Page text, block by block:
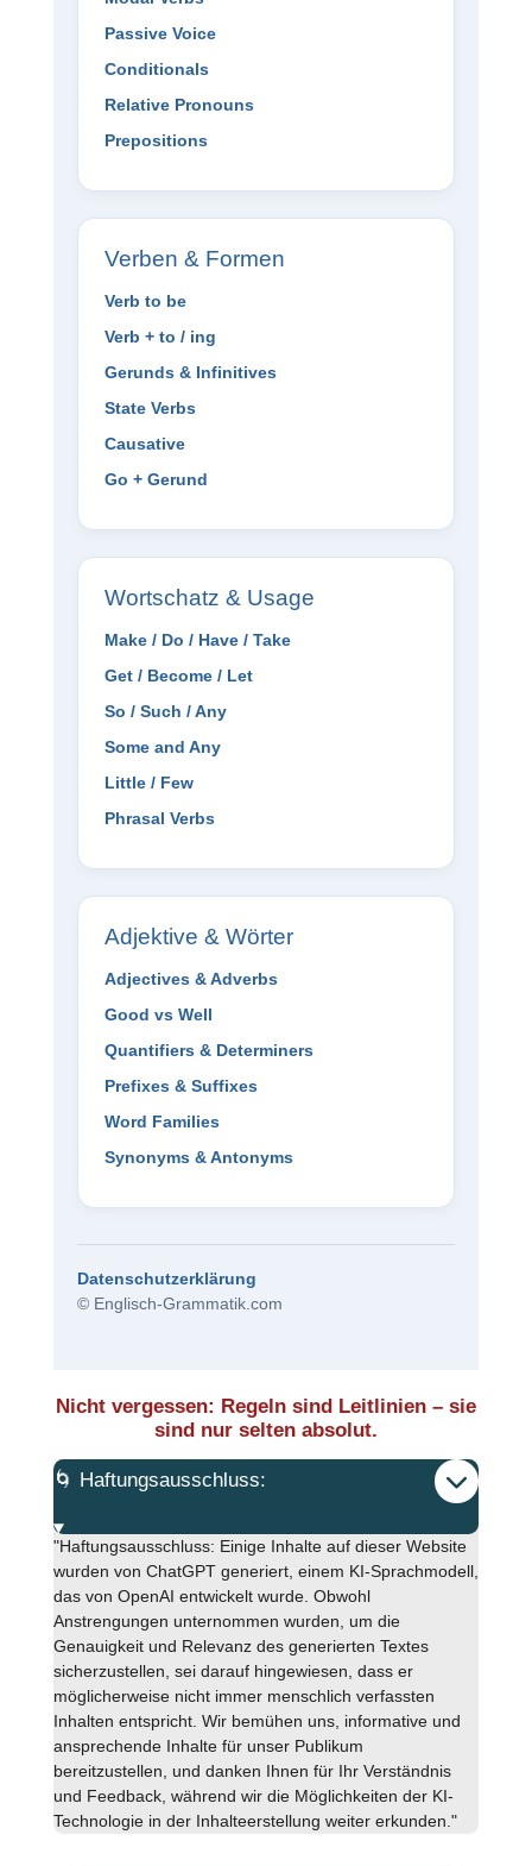
Passive Voice
Conditionals
Relative Pronouns
Prepositions
Verben & Formen
Verb to be
Verb + to / ing
Gerunds & Infinitives
State Verbs
Causative
Go + Gerund
Wortschatz & Usage
Make / Do / Have / Take
Get / Become / Let
So / Such / Any
Some and Any
Little / Few
Phrasal Verbs
Adjektive & Wörter
Adjectives & Adverbs
Good vs Well
Quantifiers & Determiners
Prefixes & Suffixes
Word Families
Synonyms & Antonyms
Datenschutzerklärung
© Englisch-Grammatik.com
Nicht vergessen: Regeln sind Leitlinien – sie
sind nur selten absolut.
🌀 Haftungsausschluss:
"Haftungsausschluss: Einige Inhalte auf dieser Website
wurden von ChatGPT generiert, einem KI-Sprachmodell,
das von OpenAI entwickelt wurde. Obwohl
Anstrengungen unternommen wurden, um die
Genauigkeit und Relevanz des generierten Textes
sicherzustellen, sei darauf hingewiesen, dass er
möglicherweise nicht immer menschlich verfassten
Inhalten entspricht. Wir bemühen uns, informative und
ansprechende Inhalte für unser Publikum
bereitzustellen, und danken Ihnen für Ihr Verständnis
und Feedback, während wir die Möglichkeiten der KI-
Technologie in der Inhalteerstellung weiter erkunden."